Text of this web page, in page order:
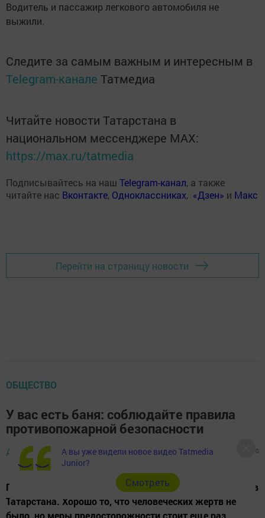
Водитель и пассажир легкового автомобиля не
выжили.
Следите за самым важным и интересным в
Telegram-канале Татмедиа
Читайте новости Татарстана в
национальном мессенджере MАХ:
https://max.ru/tatmedia
Подписывайтесь на наш Telegram-канал, а также
читайте нас Вконтакте, Одноклассниках, «Дзен» и Макс
Перейти на страницу новости
ОБЩЕСТВО
У вас есть баня: соблюдайте правила
противопожарной безопасности
Автор, 31 июля 2025 - 12:30 351 0
Под огонь попали недавно две бани в одном из районов
Татарстана. Хорошо то, что человеческих жертв не
А вы уже видели новое видео Tatmedia
Junior?
Cмотреть